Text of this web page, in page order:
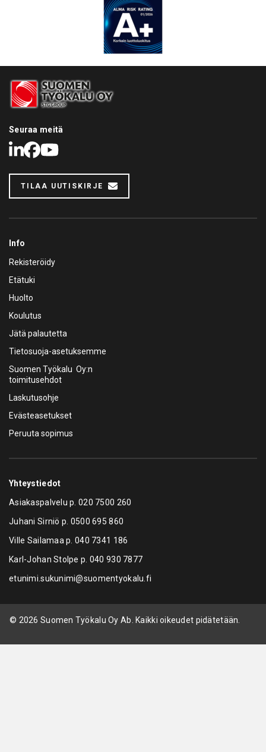
Seuraa meitä
LinkedIn
Facebook
Youtube
TILAA UUTISKIRJE
Info
Rekisteröidy
Etätuki
Huolto
Koulutus
Jätä palautetta
Tietosuoja-asetuksemme
Suomen Työkalu Oy:n
toimitusehdot
Laskutusohje
Evästeasetukset
Peruuta sopimus
Yhteystiedot
Asiakaspalvelu p.020 7500 260
Juhani Sirniö p. 0500 695 860
Ville Sailamaa p.040 7341 186
Karl-Johan Stolpe p. 040 930 7877
etunimi.sukunimi@suomentyokalu.fi
© 2026 Suomen Työkalu Oy Ab. Kaikki oikeudet pidätetään.